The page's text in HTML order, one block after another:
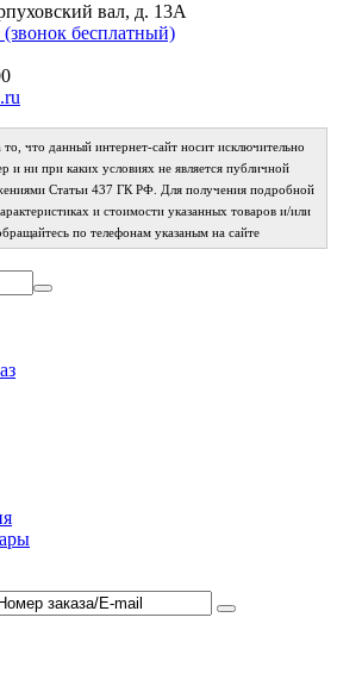
вал, д. 13А
бесплатный)
что данный интернет-сайт носит исключительно
и ни при каких условиях не является публичной
Статьи 437 ГК РФ. Для получения подробной
и стоимости указанных товаров и/или
по телефонам указаным на сайте